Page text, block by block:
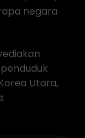
negara
Utara,